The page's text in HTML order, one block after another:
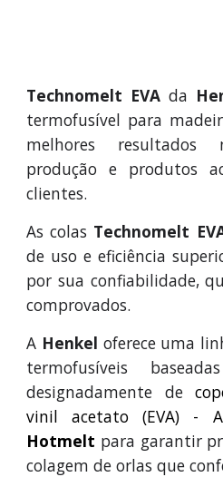
Technomelt EVAda
termofusível para
melhores resultados
produção e produtos
clientes.
As colas Technomelt
de uso e eficiência
por sua confiabilidade,
comprovados.
A Henkel oferece uma
termofusíveis baseada
designadamente de c
vinil acetato (EVA) - A
Hotmelt para garantir
colagem deorlas que